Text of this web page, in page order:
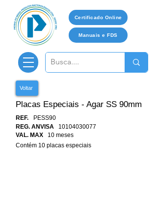
Certificado Online
Manuais e FDS
Voltar
Placas Especiais - Agar SS 90mm
REF.
PESS90
REG. ANVISA
10104030077
VAL. MAX
10 meses
Contém 10 placas especiais